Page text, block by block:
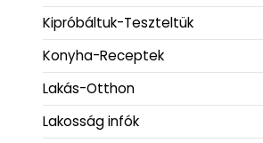
Kipróbáltuk-Teszteltük
Konyha-Receptek
Lakás-Otthon
Lakosság infók